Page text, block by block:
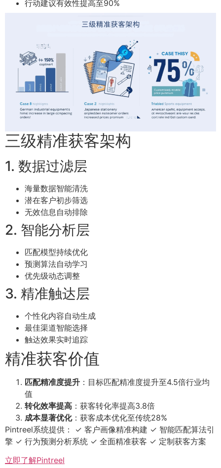
行动建议有效性提高至90%
三级精准获客架构
1. 数据过滤层
海量数据智能清洗
潜在客户初步筛选
无效信息自动排除
2. 智能分析层
匹配模型持续优化
预测算法自动学习
优先级动态调整
3. 精准触达层
个性化内容自动生成
最佳渠道智能选择
触达效果实时追踪
精准获客价值
匹配精准度提升 ：目标匹配精准度提升至4.5倍行业均
值
转化效率提高 ：获客转化率提高3.8倍
成本显著优化：获客成本优化至传统28%
Pintreel系统提供： ✓ 客户画像精准构建 ✓ 智能匹配算法引
擎 ✓ 行为预测分析系统 ✓ 全面精准获客 ✓ 定制获客方案
立即了解Pintreel